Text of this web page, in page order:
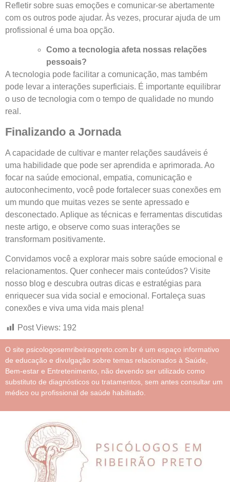
Refletir sobre suas emoções e comunicar-se abertamente
com os outros pode ajudar. Às vezes, procurar ajuda de um
profissional é uma boa opção.
Como a tecnologia afeta nossas relações
pessoais?
A tecnologia pode facilitar a comunicação, mas também
pode levar a interações superficiais. É importante equilibrar
o uso de tecnologia com o tempo de qualidade no mundo
real.
Finalizando a Jornada
A capacidade de cultivar e manter relações saudáveis é
uma habilidade que pode ser aprendida e aprimorada. Ao
focar na saúde emocional, empatia, comunicação e
autoconhecimento, você pode fortalecer suas conexões em
um mundo que muitas vezes se sente apressado e
desconectado. Aplique as técnicas e ferramentas discutidas
neste artigo, e observe como suas interações se
transformam positivamente.
Convidamos você a explorar mais sobre saúde emocional e
relacionamentos. Quer conhecer mais conteúdos? Visite
nosso blog e descubra outras dicas e estratégias para
enriquecer sua vida social e emocional. Fortaleça suas
conexões e viva uma vida mais plena!
Post Views: 192
O site psicologosemribeiraopreto.com.br é um espaço informativo
de educação e divulgação sobre temas relacionados à Saúde,
Bem-estar e Entretenimento, não devendo ser utilizado como
substituto de diagnósticos ou tratamentos, sem antes consultar um
médico ou profissional de saúde habilitado.